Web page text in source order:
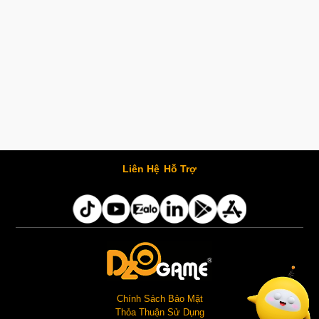
Liên Hệ Hỗ Trợ
Chính Sách Bảo Mật
Thỏa Thuận Sử Dụng